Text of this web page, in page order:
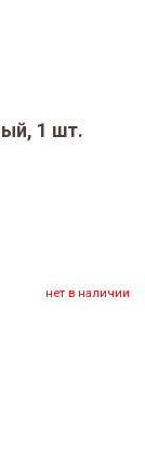
1 шт.
нет в наличии